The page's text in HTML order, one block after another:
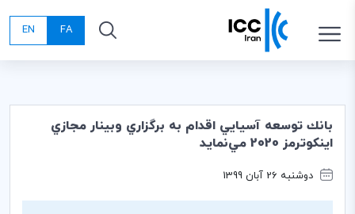
FA
EN
بانك توسعه آسيايي اقدام به برگزاري وبينار مجازي
اينكوترمز 2020 مي‌نمايد
دوشنبه 26 آبان 1399